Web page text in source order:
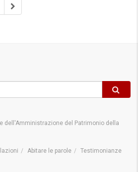
dell'Amministrazione del Patrimonio della
Abitare le parole
Testimonianze